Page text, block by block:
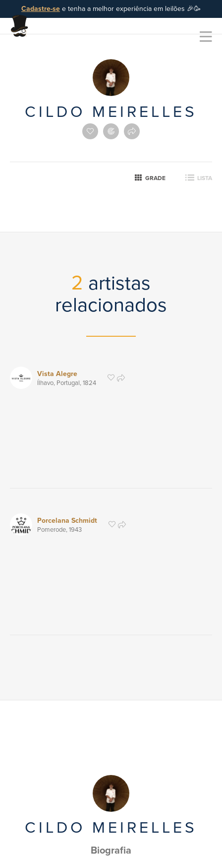
Cadastre-se e tenha a melhor experiência em leilões 🎉🥳
CILDO MEIRELLES
GRADE LISTA
2 artistas
relacionados
Vista Alegre
Ílhavo, Portugal,1824
Porcelana Schmidt
Pomerode,1943
CILDO MEIRELLES
Biografia